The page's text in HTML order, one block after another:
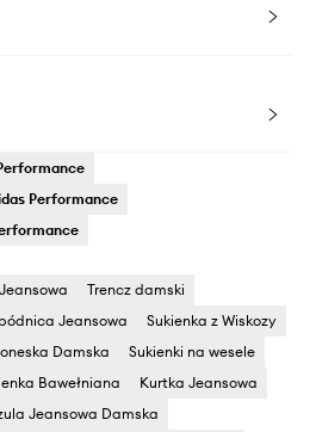
Performance
Trencz damski
Jeansowa
Sukienka z Wiskozy
Damska
Sukienki na wesele
Bawełniana
Kurtka Jeansowa
Jeansowa Damska